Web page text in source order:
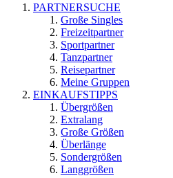
PARTNERSUCHE
Große Singles
Freizeitpartner
Sportpartner
Tanzpartner
Reisepartner
Meine Gruppen
EINKAUFSTIPPS
Übergrößen
Extralang
Große Größen
Überlänge
Sondergrößen
Langgrößen